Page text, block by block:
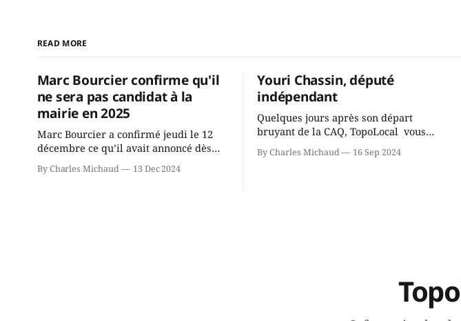
READ MORE
Marc Bourcier confirme qu'il
ne sera pas candidat à la
mairie en 2025
Marc Bourcier a confirmé jeudi le 12
décembre ce qu’il avait annoncé dès
mandat à titre de maire de Saint-
By Charles Michaud 13 Dec 2024
Youri Chassin, député
indépendant
Quelques jours après son départ
bruyant de la CAQ, TopoLocal vous
Chassin. Nous avons causé de sa
By Charles Michaud 16 Sep 2024